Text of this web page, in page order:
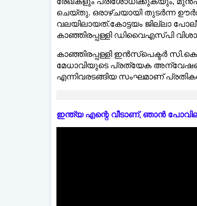
ചെയ്തു. ഒരാഴ്ചയായി തുടർന്ന
വലയിലായത്.കോട്ടയം ജില്ലാ
കാഞ്ഞിരപ്പള്ളി ഡിവൈഎസ്പി
കാഞ്ഞിരപ്പള്ളി ഇൻസ്പെക്ടർ
മേധാവിയുടെ പ്രത്യേക
എന്നിവരടങ്ങിയ സംഘമാണ്
ഇന്ത്യ എന്റെ വീടാണ്, ഞാൻ പോവില്ല!